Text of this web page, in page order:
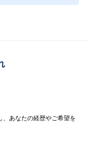
、あなたの経歴やご希望を